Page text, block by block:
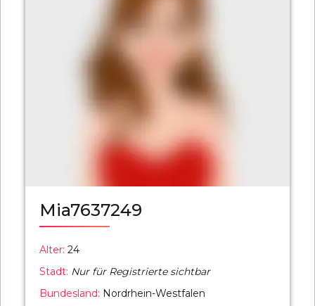
Mia7637249
Alter: 24
Stadt: Nur für Registrierte sichtbar
Bundesland: Nordrhein-Westfalen